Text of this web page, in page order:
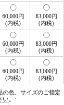
60,000円
(内税)
83,000円
(内税)
60,000円
(内税)
83,000円
(内税)
60,000円
(内税)
83,000円
(内税)
色、サイズのご指定
い。: